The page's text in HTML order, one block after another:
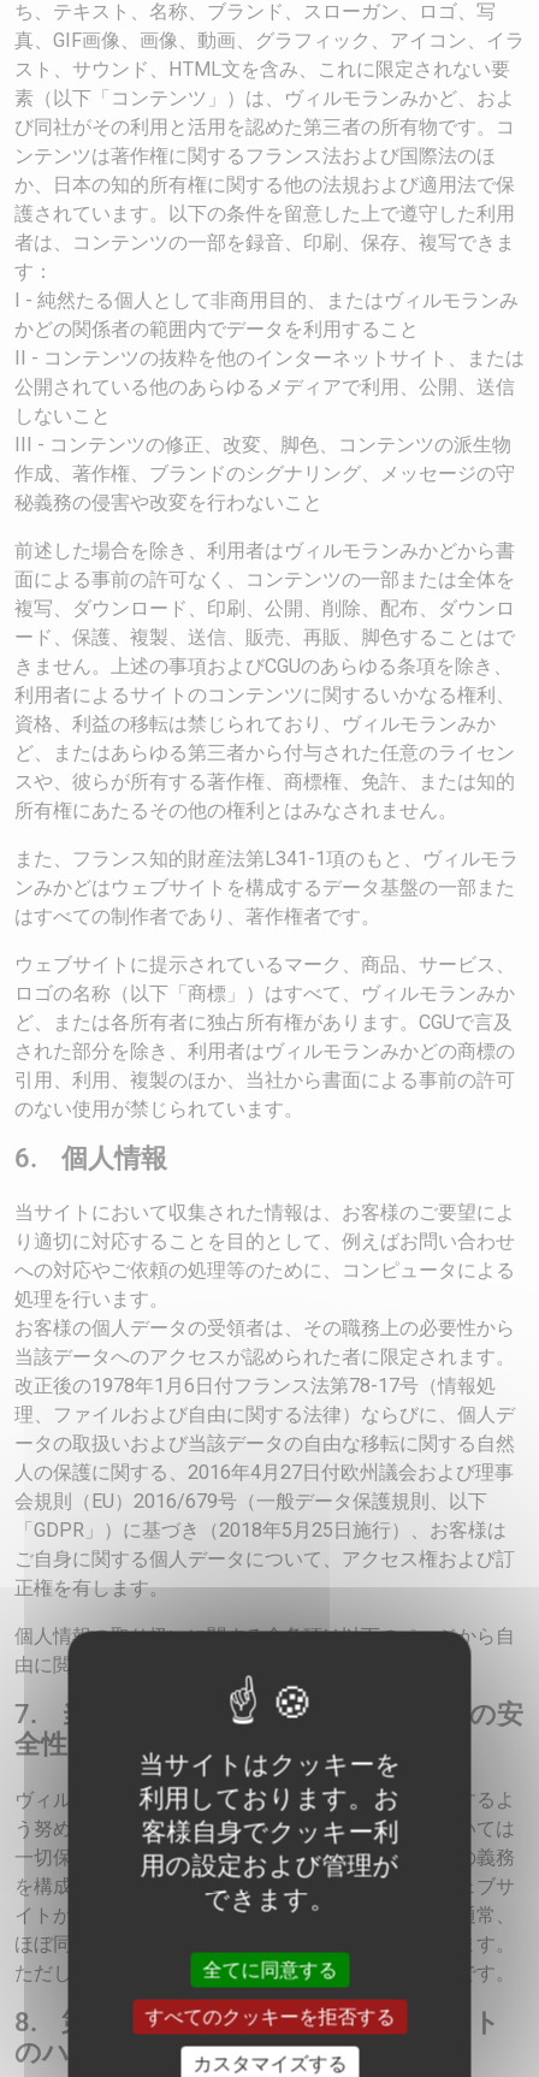
ち、テキスト、名称、ブランド、スローガン、ロゴ、写
真、GIF画像、画像、動画、グラフィック、アイコン、イラ
スト、サウンド、HTML文を含み、これに限定されない要
素（以下「コンテンツ」）は、ヴィルモランみかど、およ
び同社がその利用と活用を認めた第三者の所有物です。コ
ンテンツは著作権に関するフランス法および国際法のほ
か、日本の知的所有権に関する他の法規および適用法で保
護されています。以下の条件を留意した上で遵守した利用
者は、コンテンツの一部を録音、印刷、保存、複写できま
す：
I - 純然たる個人として非商用目的、またはヴィルモランみ
かどの関係者の範囲内でデータを利用すること
II - コンテンツの抜粋を他のインターネットサイト、または
公開されている他のあらゆるメディアで利用、公開、送信
しないこと
III - コンテンツの修正、改変、脚色、コンテンツの派生物
作成、著作権、ブランドのシグナリング、メッセージの守
秘義務の侵害や改変を行わないこと
前述した場合を除き、利用者はヴィルモランみかどから書
面による事前の許可なく、コンテンツの一部または全体を
複写、ダウンロード、印刷、公開、削除、配布、ダウンロ
ード、保護、複製、送信、販売、再販、脚色することはで
きません。上述の事項およびCGUのあらゆる条項を除き、
利用者によるサイトのコンテンツに関するいかなる権利、
資格、利益の移転は禁じられており、ヴィルモランみか
ど、またはあらゆる第三者から付与された任意のライセン
スや、彼らが所有する著作権、商標権、免許、または知的
所有権にあたるその他の権利とはみなされません。
また、フランス知的財産法第L341-1項のもと、ヴィルモラ
ンみかどはウェブサイトを構成するデータ基盤の一部また
はすべての制作者であり、著作権者です。
ウェブサイトに提示されているマーク、商品、サービス、
ロゴの名称（以下「商標」）はすべて、ヴィルモランみか
ど、または各所有者に独占所有権があります。CGUで言及
された部分を除き、利用者はヴィルモランみかどの商標の
引用、利用、複製のほか、当社から書面による事前の許可
のない使用が禁じられています。
6. 個人情報
当サイトにおいて収集された情報は、お客様のご要望によ
り適切に対応することを目的として、例えばお問い合わせ
への対応やご依頼の処理等のために、コンピュータによる
処理を行います。
お客様の個人データの受領者は、その職務上の必要性から
当該データへのアクセスが認められた者に限定されます。
改正後の1978年1月6日付フランス法第78-17号（情報処
理、ファイルおよび自由に関する法律）ならびに、個人デ
ータの取扱いおよび当該データの自由な移転に関する自然
人の保護に関する、2016年4月27日付欧州議会および理事
会規則（EU）2016/679号（一般データ保護規則、以下
「GDPR」）に基づき（2018年5月25日施行）、お客様は
ご自身に関する個人データについて、アクセス権および訂
正権を有します。
個人情報の取り扱いに関する全条項は以下のページから自
由に閲覧できます：
7. 当社ウェブサイトが公開する情報の安
全性について
ヴィルモランみかどは常に誠実な姿勢で情報を公開するよ
う努めますが、情報の完全性、正確性、即時性については
一切保証しません。かかる義務はウェブサイト公開の義務
を構成するものではありません。また利用者は、ウェブサ
イトが第三者に提供する一部情報や文書のソースは通常、
ほぼ同一であるのを十分に承知した上で認識しています。
ただし、こうした情報は目安として提供されるものです。
8. 第３者のコンテンツとウェブサイト
のハイパーテキストリンクについて
当サイトはクッキーを
利用しております。お
客様自身でクッキー利
用の設定および管理が
できます。
全てに同意する
すべてのクッキーを拒否する
カスタマイズする